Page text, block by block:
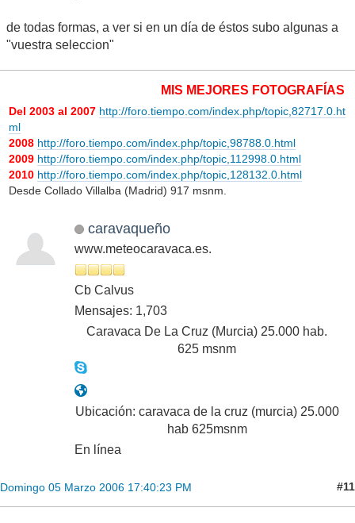
de todas formas, a ver si en un día de éstos subo algunas a
"vuestra seleccion"
MIS MEJORES FOTOGRAFÍAS
Del 2003 al 2007 http://foro.tiempo.com/index.php/topic,82717.0.ht
ml
2008 http://foro.tiempo.com/index.php/topic,98788.0.html
2009 http://foro.tiempo.com/index.php/topic,112998.0.html
2010 http://foro.tiempo.com/index.php/topic,128132.0.html
Desde Collado Villalba (Madrid) 917 msnm.
caravaqueño
www.meteocaravaca.es.
Cb Calvus
Mensajes: 1,703
Caravaca De La Cruz (Murcia) 25.000 hab.
625 msnm
Ubicación: caravaca de la cruz (murcia) 25.000
hab 625msnm
En línea
Domingo 05 Marzo 2006 17:40:23 PM #11